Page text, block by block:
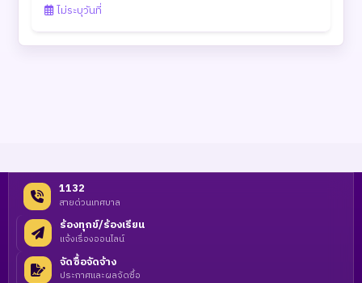
ไม่ระบุวันที่
1132
สายด่วนเทศบาล
ร้องทุกข์/ร้องเรียน
แจ้งเรื่องออนไลน์
จัดซื้อจัดจ้าง
ประกาศและผลจัดซื้อ